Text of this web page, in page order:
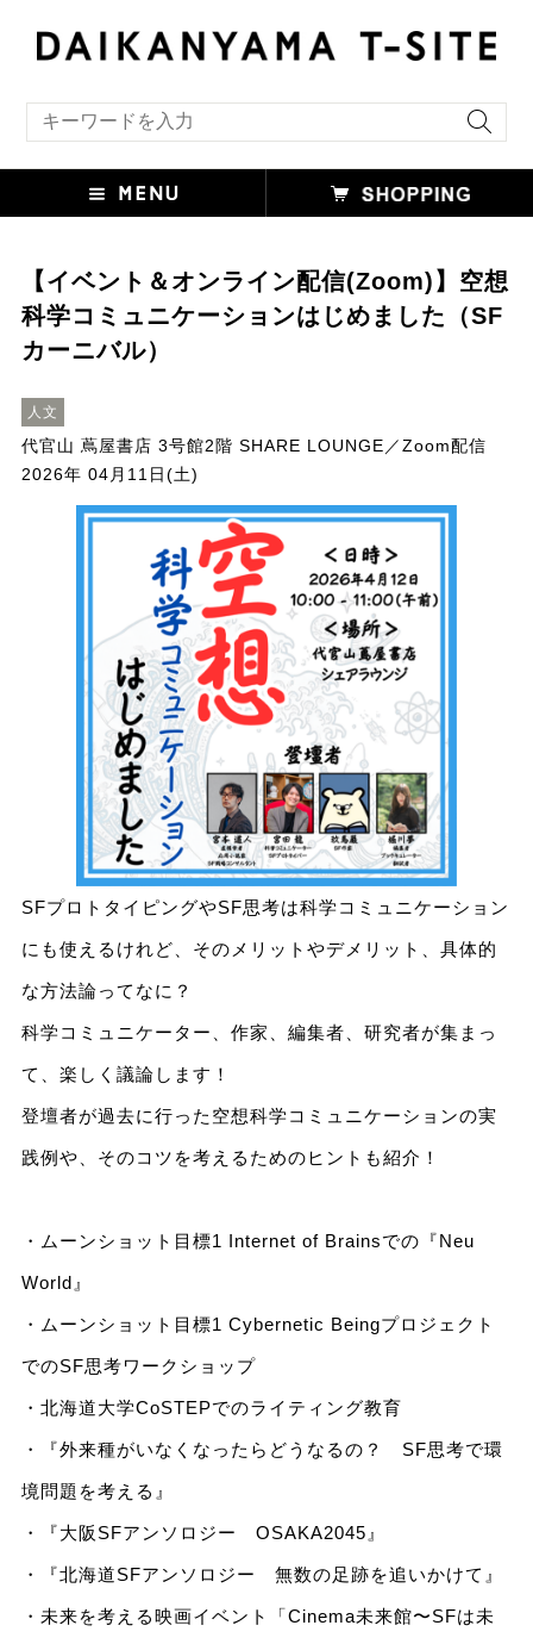
【イベント＆オンライン配信(Zoom)】空想
科学コミュニケーションはじめました（SF
カーニバル）
人文
代官山 蔦屋書店 3号館2階 SHARE LOUNGE／Zoom配信
2026年 04月11日(土)
SFプロトタイピングやSF思考は科学コミュニケーション
にも使えるけれど、そのメリットやデメリット、具体的
な方法論ってなに？
科学コミュニケーター、作家、編集者、研究者が集まっ
て、楽しく議論します！
登壇者が過去に行った空想科学コミュニケーションの実
践例や、そのコツを考えるためのヒントも紹介！
・ムーンショット目標1 Internet of Brainsでの『Neu
World』
・ムーンショット目標1 Cybernetic Beingプロジェクト
でのSF思考ワークショップ
・北海道大学CoSTEPでのライティング教育
・『外来種がいなくなったらどうなるの？ SF思考で環
境問題を考える』
・『大阪SFアンソロジー OSAKA2045』
・『北海道SFアンソロジー 無数の足跡を追いかけて』
・未来を考える映画イベント「Cinema未来館〜SFは未